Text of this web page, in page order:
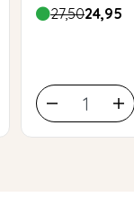
27,5024,95